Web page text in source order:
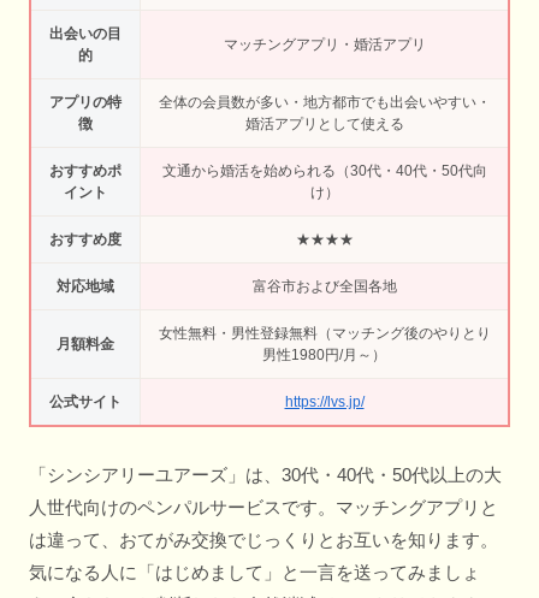
出会いの目
的
マッチングアプリ・婚活アプリ
アプリの特
徴
全体の会員数が多い・地方都市でも出会いやすい・
婚活アプリとして使える
おすすめポ
イント
文通から婚活を始められる（30代・40代・50代向
け）
おすすめ度 ★★★★
対応地域 富谷市および全国各地
月額料金
女性無料・男性登録無料（マッチング後のやりとり
男性1980円/月～）
公式サイト https://lvs.jp/
「シンシアリーユアーズ」は、30代・40代・50代以上の大
人世代向けのペンパルサービスです。マッチングアプリと
は違って、おてがみ交換でじっくりとお互いを知ります。
気になる人に「はじめまして」と一言を送ってみましょ